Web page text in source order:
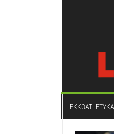
LEKKOATLETYKA